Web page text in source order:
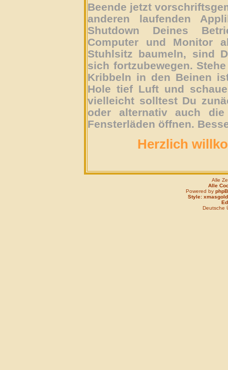
Beende jetzt
anderen laufenden
Shutdown Deines
Computer und Monitor
Stuhlsitz baumeln, sind
sich fortzubewegen.
Kribbeln in den Beinen
Hole tief Luft und
vielleicht solltest Du
oder alternativ auch
Fensterläden öffnen.
Herzlich
Alle
Alle
Powered by
Style: xmasgold
Deutsche